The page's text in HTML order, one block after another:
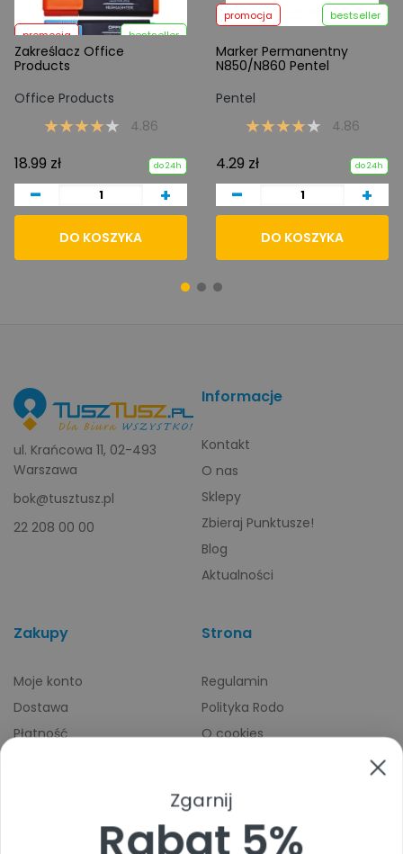
promocja bestseller
Zakreślacz Office
Products
Office Products
4.86
18.99 zł do 24h
- +
DO KOSZYKA
promocja bestseller
Marker Permanentny
N850/N860 Pentel
Pentel
4.86
4.29 zł do 24h
- +
DO KOSZYKA
ul. Krańcowa 11, 02-493
Warszawa
bok@tusztusz.pl
22 208 00 00
Informacje
Kontakt
O nas
Sklepy
Zbieraj Punktusze!
Blog
Aktualności
Zakupy
Moje konto
Dostawa
Płatność
Strona
Regulamin
Polityka Rodo
O cookies
Zgarnij
Rabat 5%